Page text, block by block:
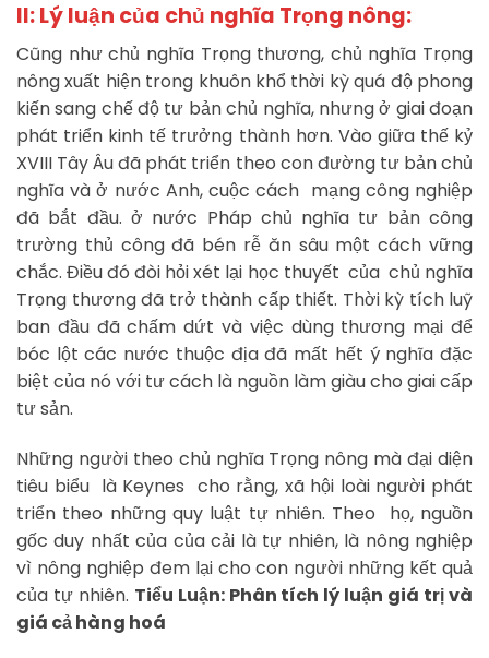
II: Lý luận của chủ nghĩa Trọng nông:
Cũng như chủ nghĩa Trọng thương, chủ nghĩa Trọng
nông xuất hiện trong khuôn khổ thời kỳ quá độ phong
kiến sang chế độ tư bản chủ nghĩa, nhưng ở giai đoạn
phát triển kinh tế trưởng thành hơn. Vào giữa thế kỷ
XVIII Tây Âu đã phát triển theo con đường tư bản chủ
nghĩa và ở nước Anh, cuộc cách mạng công nghiệp
đã bắt đầu. ở nước Pháp chủ nghĩa tư bản công
trường thủ công đã bén rễ ăn sâu một cách vững
chắc. Điều đó đòi hỏi xét lại học thuyết của chủ nghĩa
Trọng thương đã trở thành cấp thiết. Thời kỳ tích luỹ
ban đầu đã chấm dứt và việc dùng thương mại để
bóc lột các nước thuộc địa đã mất hết ý nghĩa đặc
biệt của nó với tư cách là nguồn làm giàu cho giai cấp
tư sản.
Những người theo chủ nghĩa Trọng nông mà đại diện
tiêu biểu là Keynes cho rằng, xã hội loài người phát
triển theo những quy luật tự nhiên. Theo họ, nguồn
gốc duy nhất của của cải là tự nhiên, là nông nghiệp
vì nông nghiệp đem lại cho con người những kết quả
của tự nhiên. Tiểu Luận: Phân tích lý luận giá trị và
giá cả hàng hoá